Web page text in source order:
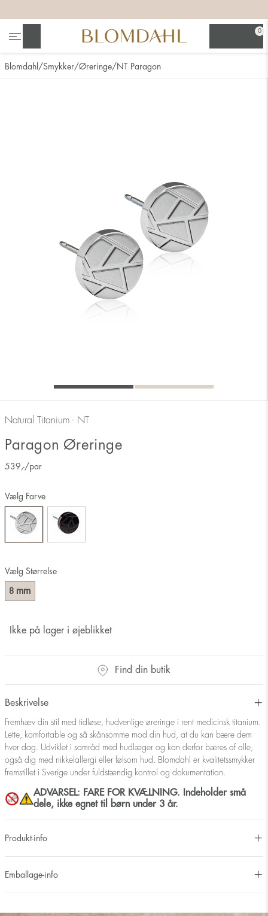
0
Blomdahl Smykker Øreringe NT Paragon
Natural Titanium - NT
Paragon Øreringe
539 ,-/par
Vælg Størrelse
8 mm
Vælg Farve
Ikke på lager i øjeblikket
Find din butik
Beskrivelse
Fremhæv din stil med tidløse, hudvenlige øreringe i rent medicinsk titanium.
Lette, komfortable og så skånsomme mod din hud, at du kan bære dem
hver dag. Udviklet i samråd med hudlæger og kan derfor bæres af alle,
også dig med nikkelallergi eller følsom hud. Blomdahl er kvalitetssmykker
fremstillet i Sverige under fuldstændig kontrol og dokumentation.
ADVARSEL: FARE FOR KVÆLNING. Indeholder små
dele, ikke egnet til børn under 3 år.
Produkt-info
Emballage-info